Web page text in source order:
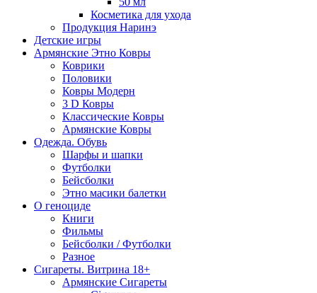
Косметика для ухода
Продукция Наринэ
Детские игры
Армянские Этно Ковры
Коврики
Половики
Ковры Модерн
3 D Ковры
Классические Ковры
Армянские Ковры
Одежда. Обувь
Шарфы и шапки
Футболки
Бейсболки
Этно масики балетки
О геноциде
Книги
Фильмы
Бейсболки / Футболки
Разное
Сигареты. Витрина 18+
Армянские Сигареты